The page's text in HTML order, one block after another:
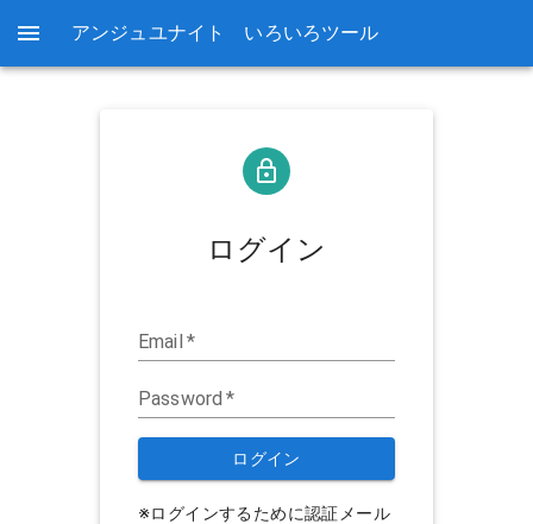
アンジュユナイト いろいろツール
ログイン
Email *
Password *
ログイン
※ログインするために認証メール